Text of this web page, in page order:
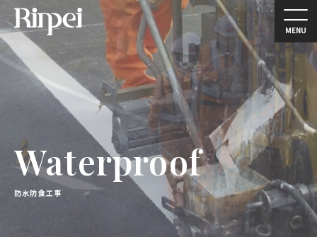
MENU
Waterproof
防水防食工事